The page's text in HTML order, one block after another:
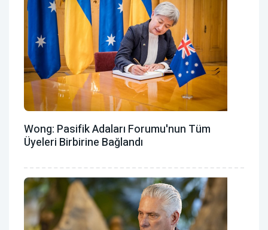
Wong: Pasifik Adaları Forumu'nun Tüm
Üyeleri Birbirine Bağlandı